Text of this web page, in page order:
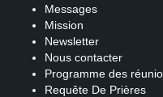
Messages
Mission
Newsletter
Nous contacter
Programme des
Requête De Prières